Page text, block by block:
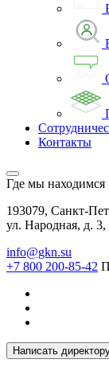
Контакты
Где мы находимся
193079, Санкт-
ул. Народная, д.
info@gkn.su
+7 800 200-85-42
Написать